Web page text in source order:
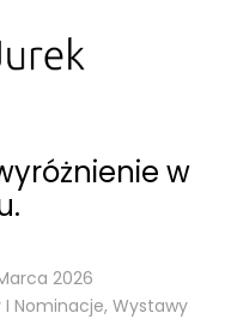
w
2026
I Nominacje, Wystawy